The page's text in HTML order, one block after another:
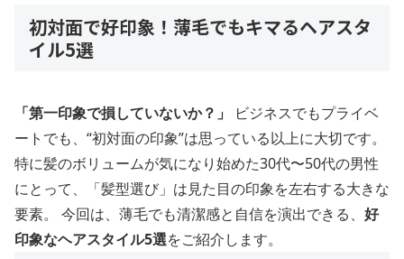
初対面で好印象！薄毛でもキマるヘアスタ
イル5選
「第一印象で損していないか？」
ビジネスでもプライベ
ートでも、“初対面の印象”は思っている以上に大切です。
特に髪のボリュームが気になり始めた30代〜50代の男性
にとって、「髪型選び」は見た目の印象を左右する大きな
要素。 今回は、薄毛でも清潔感と自信を演出できる、 好
印象なヘアスタイル5選をご紹介します。